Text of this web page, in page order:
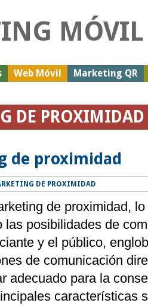
MÓVIL
Web Móvil Marketing QR
DE
de proximidad
DE PROXIMIDAD
de proximidad,
las posibilidades de
y el público,
de comunicación
adecuado para la
características